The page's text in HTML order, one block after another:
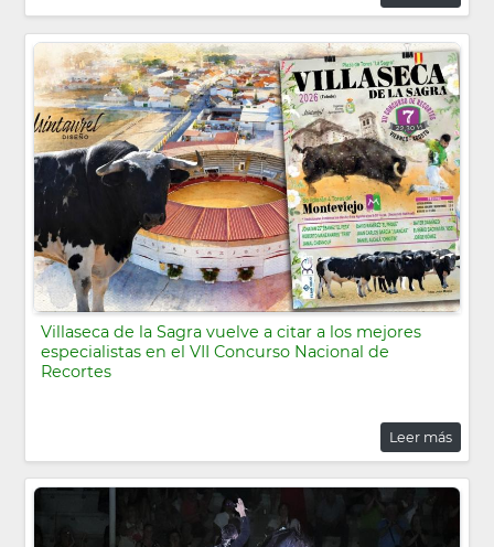
Villaseca de la Sagra vuelve a citar a los mejores
especialistas en el VII Concurso Nacional de
Recortes
Leer más